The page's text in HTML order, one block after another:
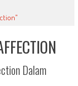
Dalam